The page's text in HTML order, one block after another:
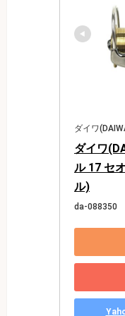
ダイワ
ダイワ
ル 17 セ
ル)
da-088350